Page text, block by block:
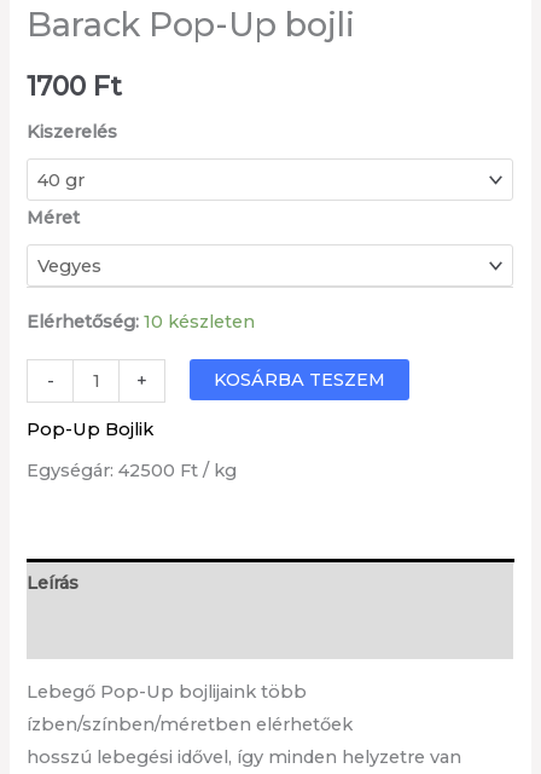
Barack Pop-Up bojli
1700 Ft
Kiszerelés
Méret
Elérhetőség: 10 készleten
-
Pop-
Up
bojli
+ KOSÁRBA TESZEM
Pop-Up Bojlik
Egységár: 42500 Ft / kg
Leírás
Lebegő Pop-Up bojlijaink több
ízben/színben/méretben elérhetőek
hosszú lebegési idővel, így minden helyzetre van